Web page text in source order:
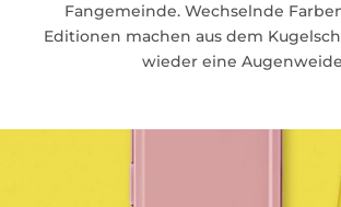
Fangemeinde. Wechselnde
Editionen machen aus dem
wieder eine